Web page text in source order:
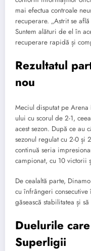
mai efectua controale
recuperare. „Astrit se
Suntem alături de el în
recuperare rapidă și
Rezultatul
nou
Meciul disputat pe Arena
ului cu scorul de 2-1,
acest sezon. După ce au
sezonul regulat cu 2-0 și
continuă seria
campionat, cu 10 victorii
De cealaltă parte,
cu înfrângeri
găsească stabilitatea și
Duelurile
Superligii